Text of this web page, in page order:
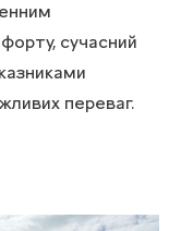
сучасний
переваг.